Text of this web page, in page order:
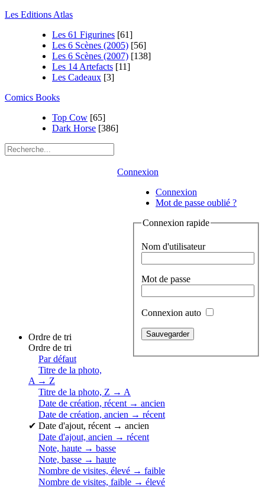
Les Editions Atlas
Les 61 Figurines [61]
Les 6 Scènes (2005) [56]
Les 6 Scènes (2007) [138]
Les 14 Artefacts [11]
Les Cadeaux [3]
Comics Books
Top Cow [65]
Dark Horse [386]
Connexion
Connexion
Mot de passe oublié ?
Connexion rapide
Nom d'utilisateur
Mot de passe
Connexion auto
Ordre de tri
Ordre de tri
Par défaut
Titre de la photo,
A → Z
Titre de la photo, Z → A
Date de création, récent → ancien
Date de création, ancien → récent
✔ Date d'ajout, récent → ancien
Date d'ajout, ancien → récent
Note, haute → basse
Note, basse → haute
Nombre de visites, élevé → faible
Nombre de visites, faible → élevé